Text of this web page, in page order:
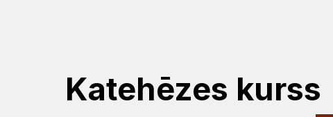
personāls
draudziatbalsts
kalendārs
Fotogalerija
Katehēzes kurss